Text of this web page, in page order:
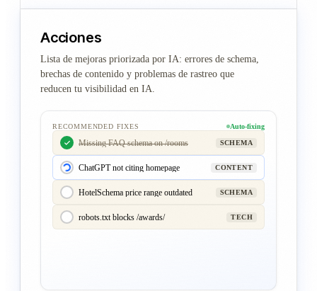
Acciones
Lista de mejoras priorizada por IA: errores de schema,
brechas de contenido y problemas de rastreo que
reducen tu visibilidad en IA.
RECOMMENDED FIXES Auto-fixing
Missing FAQ schema on /rooms SCHEMA
ChatGPT not citing homepage CONTENT
HotelSchema price range outdated SCHEMA
robots.txt blocks /awards/ TECH